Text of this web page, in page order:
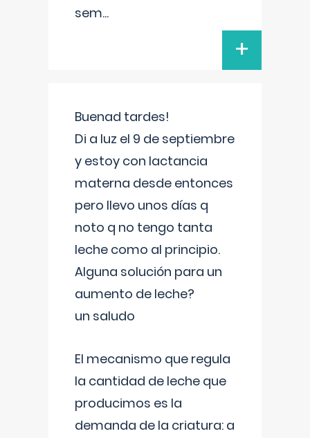
sem...
+
Buenad tardes!
Di a luz el 9 de septiembre
y estoy con lactancia
materna desde entonces
pero llevo unos días q
noto q no tengo tanta
leche como al principio.
Alguna solución para un
aumento de leche?
un saludo
El mecanismo que regula
la cantidad de leche que
producimos es la
demanda de la criatura: a